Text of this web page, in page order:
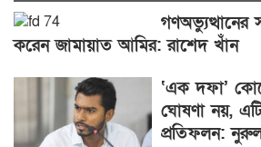
গণঅভ্যুত্থানের
করেন জামায়াত আমির: রাশেদ খাঁন
‘এক দফা’
ঘোষণা নয়,
প্রতিফলন: